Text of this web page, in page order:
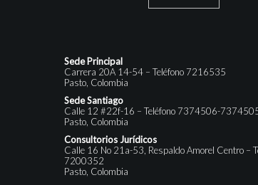
Sede Principal
Carrera 20A 14-54 – Teléfono 7216535
Pasto, Colombia
Sede Santiago
Calle 12 #22f-16 – Teléfono 7374506-
Pasto, Colombia
Consultorios Jurídicos
Calle 16 No 21a-53, Respaldo Amorel Centro –
7200352
Pasto, Colombia